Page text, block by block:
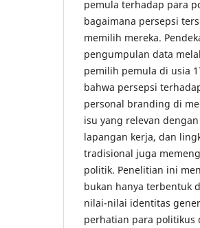
pemula terhadap para
bagaimana persepsi
memilih mereka.
pengumpulan data
pemilih pemula di usia
bahwa persepsi
personal branding di
isu yang relevan
lapangan kerja, dan
tradisional juga
politik. Penelitian ini
bukan hanya terbentuk
nilai-nilai identitas
perhatian para politikus